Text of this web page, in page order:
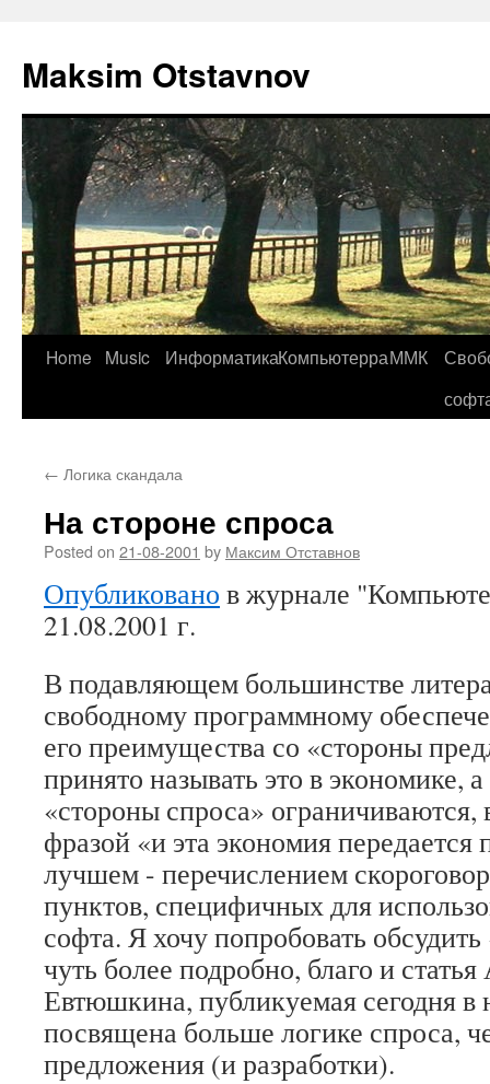
Maksim Otstavnov
Skip
Home Music ИнформатикаКомпьютерраММК
← Логика скандала
На стороне спроса
Posted on 21-08-2001 by Максим Отставнов
Опубликовано в журнале
21.08.2001 г.
В подавляющем большинстве
свободному программному
его преимущества со «стороны
принято называть это в экономике,
«стороны спроса» ограничиваются,
фразой «и эта экономия передается
лучшем - перечислением
пунктов, специфичных для
софта. Я хочу попробовать
чуть более подробно, благо и
Евтюшкина, публикуемая сегодня в
посвящена больше логике спроса,
предложения (и разработки).